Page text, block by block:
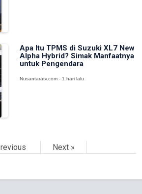
Apa Itu TPMS di Suzuki XL7 New
Alpha Hybrid? Simak Manfaatnya
untuk Pengendara
Nusantaratv.com - 1 hari lalu
Next »